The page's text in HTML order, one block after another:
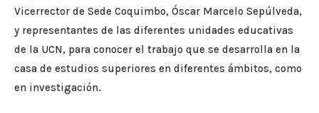
Vicerrector de Sede Coquimbo, Óscar Marcelo Sepúlveda,
y representantes de las diferentes unidades educativas
de la UCN, para conocer el trabajo que se desarrolla en la
casa de estudios superiores en diferentes ámbitos, como
en investigación.